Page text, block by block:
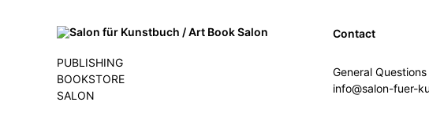
PUBLISHING
BOOKSTORE
SALON
Contact
General Questions
info@salon-fuer-